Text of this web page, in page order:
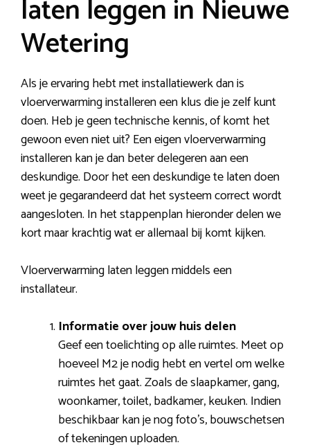
laten leggen in Nieuwe
Wetering
Als je ervaring hebt met installatiewerk dan is
vloerverwarming installeren een klus die je zelf kunt
doen. Heb je geen technische kennis, of komt het
gewoon even niet uit? Een eigen vloerverwarming
installeren kan je dan beter delegeren aan een
deskundige. Door het een deskundige te laten doen
weet je gegarandeerd dat het systeem correct wordt
aangesloten. In het stappenplan hieronder delen we
kort maar krachtig wat er allemaal bij komt kijken.
Vloerverwarming laten leggen middels een
installateur.
Informatie over jouw huis delen
Geef een toelichting op alle ruimtes. Meet op
hoeveel M2 je nodig hebt en vertel om welke
ruimtes het gaat. Zoals de slaapkamer, gang,
woonkamer, toilet, badkamer, keuken. Indien
beschikbaar kan je nog foto’s, bouwschetsen
of tekeningen uploaden.